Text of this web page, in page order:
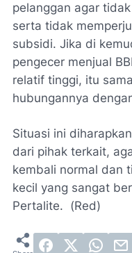
pelanggan agar
serta tidak
subsidi. Jika di
pengecer menjual
relatif tinggi, itu
hubungannya
Situasi ini
dari pihak terkait,
kembali normal dan
kecil yang sangat
Pertalite. (Red)